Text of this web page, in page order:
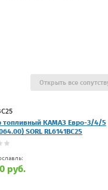
топливный КАМАЗ Евро-3/4/5
SORL RL6141BC25
руб.
Открыть все